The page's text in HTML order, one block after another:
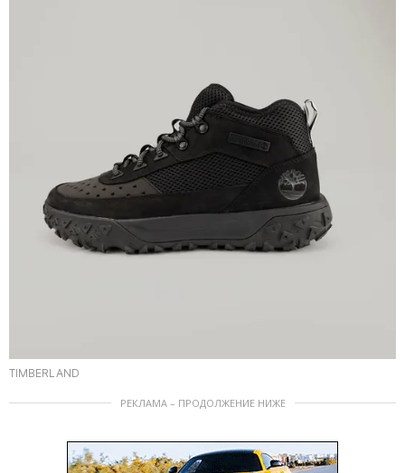
TIMBERLAND
РЕКЛАМА – ПРОДОЛЖЕНИЕ НИЖЕ